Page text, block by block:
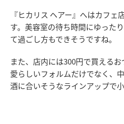
『ヒカリス ヘアー』へはカフェ
す。美容室の待ち時間にゆった
て過ごし方もできそうですね。
また、店内には300円で買える
愛らしいフォルムだけでなく、
酒に合いそうなラインアップで